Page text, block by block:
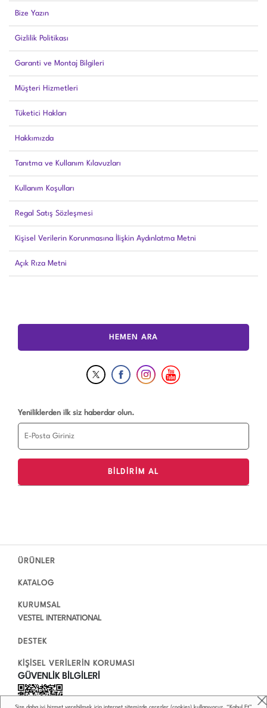
Bize Yazın
Gizlilik Politikası
Garanti ve Montaj Bilgileri
Müşteri Hizmetleri
Tüketici Hakları
Hakkımızda
Tanıtma ve Kullanım Kılavuzları
Kullanım Koşulları
Regal Satış Sözleşmesi
Kişisel Verilerin Korunmasına İlişkin Aydınlatma Metni
Açık Rıza Metni
Size daha iyi hizmet verebilmek için internet sitemizde çerezler (cookies) kullanıyoruz. “Kabul Et”
HEMEN ARA
Yeniliklerden ilk siz haberdar olun.
ÜRÜNLER
KATALOG
KURUMSAL
VESTEL INTERNATIONAL
DESTEK
KİŞİSEL VERİLERİN KORUMASI
GÜVENLİK BİLGİLERİ